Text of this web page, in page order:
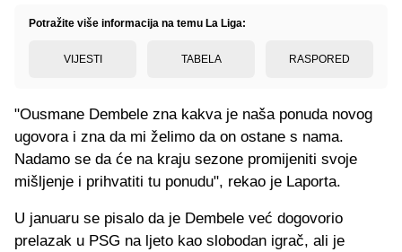
Potražite više informacija na temu La Liga:
VIJESTI TABELA RASPORED
"Ousmane Dembele zna kakva je naša ponuda novog
ugovora i zna da mi želimo da on ostane s nama.
Nadamo se da će na kraju sezone promijeniti svoje
mišljenje i prihvatiti tu ponudu", rekao je Laporta.
U januaru se pisalo da je Dembele već dogovorio
prelazak u PSG na ljeto kao slobodan igrač, ali je